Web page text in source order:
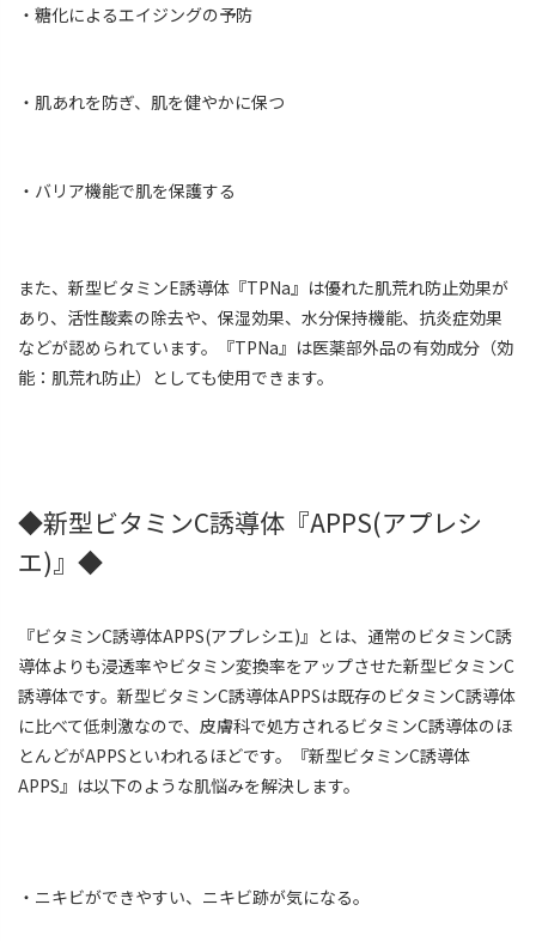
・糖化によるエイジングの予防
・肌あれを防ぎ、肌を健やかに保つ
・バリア機能で肌を保護する
また、新型ビタミンE誘導体『TPNa』は優れた肌荒れ防止効果が
あり、活性酸素の除去や、保湿効果、水分保持機能、抗炎症効果
などが認められています。『TPNa』は医薬部外品の有効成分（効
能：肌荒れ防止）としても使用できます。
◆新型ビタミンC誘導体『APPS(アプレシ
エ)』◆
『ビタミンC誘導体APPS(アプレシエ)』とは、通常のビタミンC誘
導体よりも浸透率やビタミン変換率をアップさせた新型ビタミンC
誘導体です。新型ビタミンC誘導体APPSは既存のビタミンC誘導体
に比べて低刺激なので、皮膚科で処方されるビタミンC誘導体のほ
とんどがAPPSといわれるほどです。『新型ビタミンC誘導体
APPS』は以下のような肌悩みを解決します。
・ニキビができやすい、ニキビ跡が気になる。